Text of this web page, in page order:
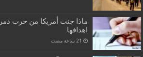
ماذا جنت أمريكا من حرب
اهدافها